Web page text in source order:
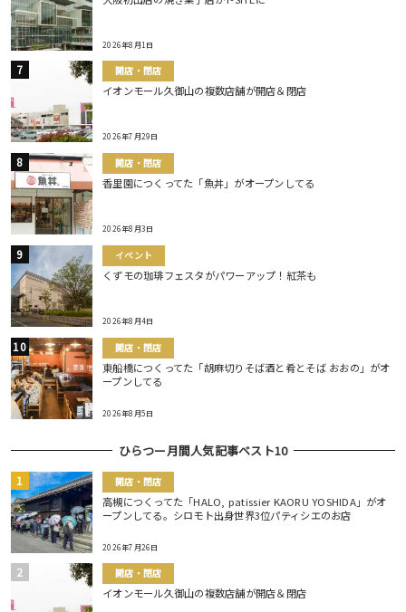
2026年8月1日
開店・閉店
イオンモール久御山の複数店舗が開店＆閉店
2026年7月29日
開店・閉店
香里園につくってた「魚丼」がオープンしてる
2026年8月3日
イベント
くずモの珈琲フェスタがパワーアップ！紅茶も
2026年8月4日
開店・閉店
東船橋につくってた「胡麻切りそば酒と肴とそば おおの」がオ
ープンしてる
2026年8月5日
ひらつー月間人気記事ベスト10
開店・閉店
高槻につくってた「HALO, patissier KAORU YOSHIDA」がオ
ープンしてる。シロモト出身世界3位パティシエのお店
2026年7月26日
開店・閉店
イオンモール久御山の複数店舗が開店＆閉店